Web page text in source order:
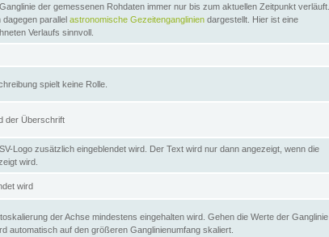
der gemessenen Rohdaten immer nur bis zum aktuellen Zeitpunkt verläuft.
dagegen parallel astronomische Gezeitenganglinien dargestellt. Hier ist eine
Verlaufs sinnvoll.
spielt keine Rolle.
der Überschrift
Logo zusätzlich eingeblendet wird. Der Text wird nur dann angezeigt, wenn die
wird.
wird
der Achse mindestens eingehalten wird. Gehen die Werte der Ganglinie
automatisch auf den größeren Ganglinienumfang skaliert.